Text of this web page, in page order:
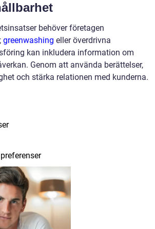
behöver företagen
greenwashing eller överdrivna
kan inkludera information om
Genom att använda berättelser,
och stärka relationen med kunderna.